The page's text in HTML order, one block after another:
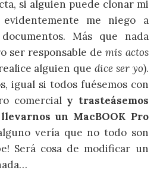
si alguien puede clonar mi
evidentemente me niego a
Más que nada
ser responsable demis actos
alguien quedice ser yo).
igual si todos fuésemos con
comercial y trasteásemos
un MacBOOK Pro
vería que no todo son
Será cosa de modificar un